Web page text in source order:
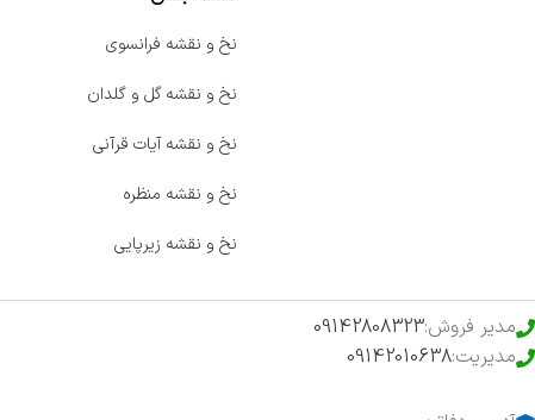
نخ و نقشه فرانسوی
نخ و نقشه گل و گلدان
نخ و نقشه آیات قرآنی
نخ و نقشه منظره
نخ و نقشه زیرپایی
مدیر فروش:09142808323
مدیریت:09142010638